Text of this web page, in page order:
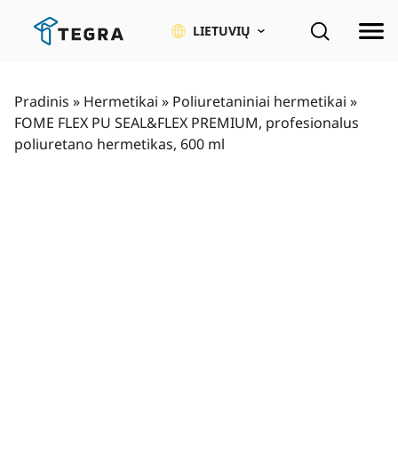
LIETUVIŲ
Pradinis » Hermetikai » Poliuretaniniai hermetikai »
FOME FLEX PU SEAL&FLEX PREMIUM, profesionalus
poliuretano hermetikas, 600 ml